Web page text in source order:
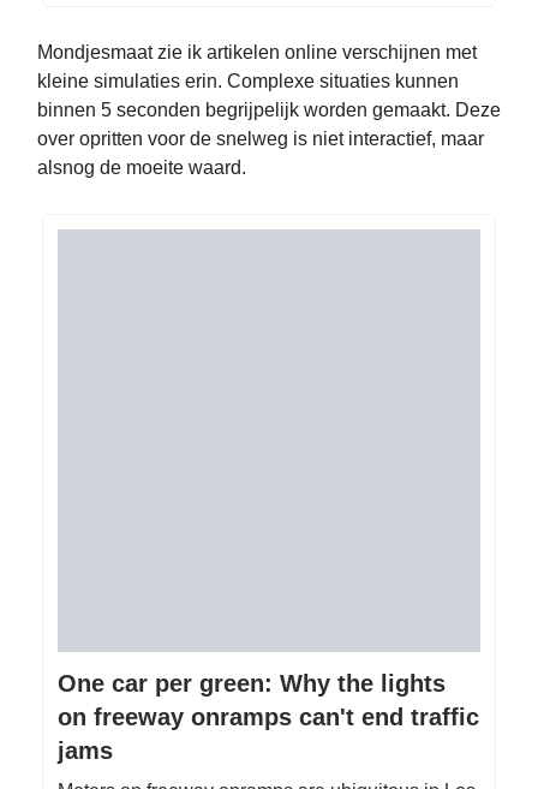
Mondjesmaat zie ik artikelen online verschijnen met
kleine simulaties erin. Complexe situaties kunnen
binnen 5 seconden begrijpelijk worden gemaakt. Deze
over opritten voor de snelweg is niet interactief, maar
alsnog de moeite waard.
One car per green: Why the lights
on freeway onramps can't end traffic
jams